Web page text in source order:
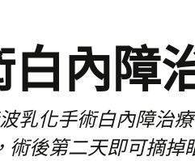
內障
乳化手術白內障治
後第二天即可摘掉